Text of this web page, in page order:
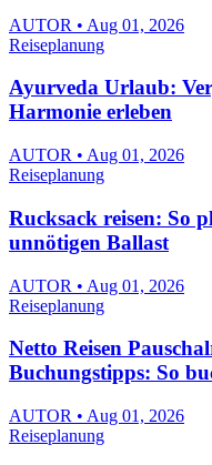
AUTOR • Aug 01, 2026
Reiseplanung
Ayurveda Urlaub:
Harmonie erleben
AUTOR • Aug 01, 2026
Reiseplanung
Rucksack reisen: So
unnötigen Ballast
AUTOR • Aug 01, 2026
Reiseplanung
Netto Reisen
Buchungstipps: So
AUTOR • Aug 01, 2026
Reiseplanung